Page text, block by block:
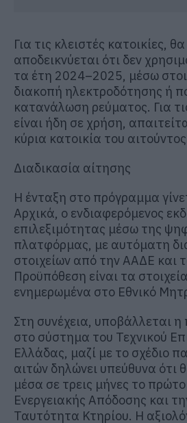
Για τις κλειστές κατοικίες,
αποδεικνύεται ότι δεν
τα έτη 2024–2025, μέσω
διακοπή ηλεκτροδότησης ή
κατανάλωση ρεύματος. Για
είναι ήδη σε χρήση,
κύρια κατοικία του
Διαδικασία αίτησης
Η ένταξη στο πρόγραμμα
Αρχικά, ο ενδιαφερόμενος
επιλεξιμότητας μέσω της
πλατφόρμας, με αυτόματη
στοιχείων από την ΑΑΔΕ και
Προϋπόθεση είναι τα
ενημερωμένα στο Εθνικό
Στη συνέχεια, υποβάλλεται
στο σύστημα του Τεχνικού
Ελλάδας, μαζί με το σχέδιο
αιτών δηλώνει υπεύθυνα ότι
μέσα σε τρεις μήνες το
Ενεργειακής Απόδοσης και
Ταυτότητα Κτηρίου. Η